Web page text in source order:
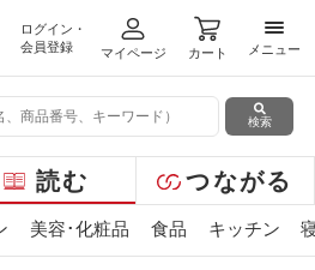
ログイン・
会員登録
マイページ カート
メニ
メニュー
検索
読む つながる
美容･化粧品 食品 キッチン